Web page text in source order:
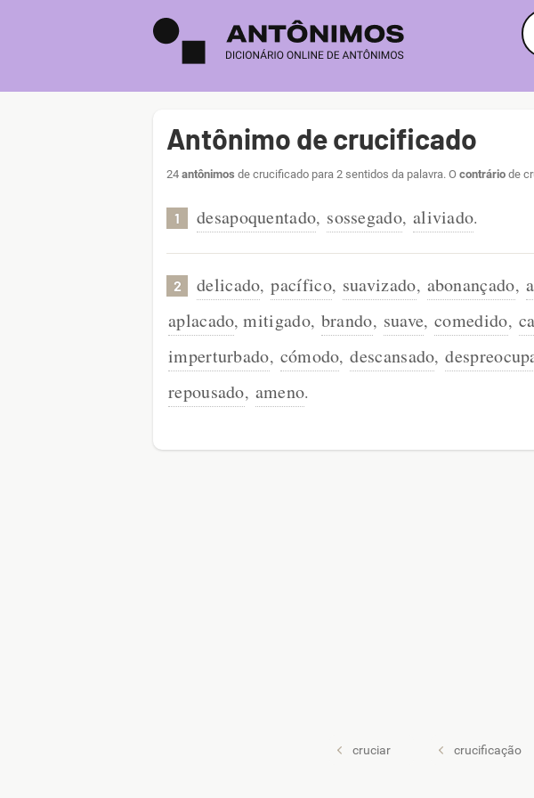
Antônimo de crucificado
24 antônimos de crucificado para 2 sentidos da palavra. O contrário de
1 desapoquentado, sossegado, aliviado.
2 delicado, pacífico, suavizado, abonançado,
aplacado,mitigado, brando, suave, comedido,
imperturbado, cómodo, descansado,
repousado, ameno.
cruciar crucificação